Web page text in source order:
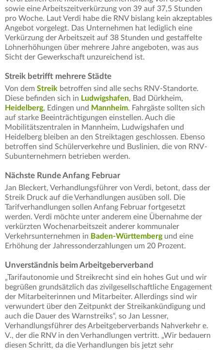
sowie eine Arbeitszeitverkürzung von 39 auf 37,5 Stunden
pro Woche. Laut Verdi habe die RNV bislang kein akzeptables
Angebot vorgelegt. Das Unternehmen hat lediglich eine
Verkürzung der Arbeitszeit auf 38 Stunden und gestaffelte
Lohnerhöhungen über mehrere Jahre angeboten, was aus
Sicht der Gewerkschaft unzureichend ist.
Streik betrifft mehrere Städte
Von dem Streik betroffen sind alle sechs RNV-Standorte.
Diese befinden sich in Ludwigshafen, Bad Dürkheim,
Heidelberg, Edingen und Mannheim. Fahrgäste sollten sich
auf starke Beeinträchtigungen einstellen. Auch die
Mobilitätszentralen in Mannheim, Ludwigshafen und
Heidelberg bleiben an den Streiktagen geschlossen. Ebenso
betroffen sind Schülerverkehre und Buslinien, die von RNV-
Subunternehmern betrieben werden.
Nächste Runde Anfang Februar
Jan Bleckert, Verhandlungsführer von Verdi, betont, dass der
Streik Druck auf die Verhandlungen ausüben soll. Die
Tarifverhandlungen sollen Anfang Februar fortgesetzt
werden. Verdi möchte unter anderem eine Übernahme der
verkürzten Wochenarbeitszeit anderer kommunaler
Verkehrsunternehmen in Baden-Württembergund eine
Erhöhung der Jahressonderzahlungen um 20 Prozent.
Unverständnis beim Arbeitgeberverband
„Tarifautonomie und Streikrecht sind ein hohes Gut und wir
begrüßen grundsätzlich das zivilgesellschaftliche Engagement
der Mitarbeiterinnen und Mitarbeiter. Allerdings sind wir
verwundert über den Zeitpunkt der Streikankündigung und
auch die Dauer des Warnstreiks“, so Jan Lessner,
Verhandlungsführer des Arbeitgeberverbands Nahverkehr e.
V., der die RNV in den Verhandlungen vertritt. „Wir bedauern
diesen Schritt, da die Verhandlungen bis jetzt sehr